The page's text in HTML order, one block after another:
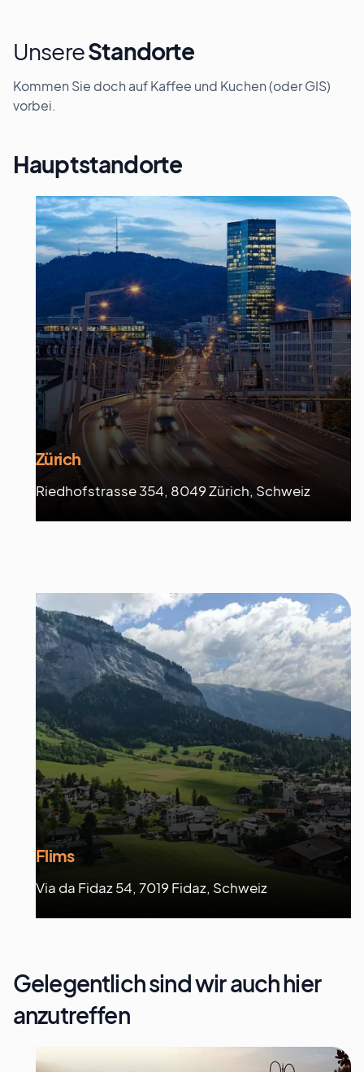
UnsereStandorte
Kommen Sie doch auf Kaffee und Kuchen (oder GIS)
vorbei.
Hauptstandorte
Zürich
Riedhofstrasse 354, 8049 Zürich, Schweiz
Flims
Via da Fidaz 54, 7019 Fidaz, Schweiz
Gelegentlich sind wir auch hier
anzutreffen